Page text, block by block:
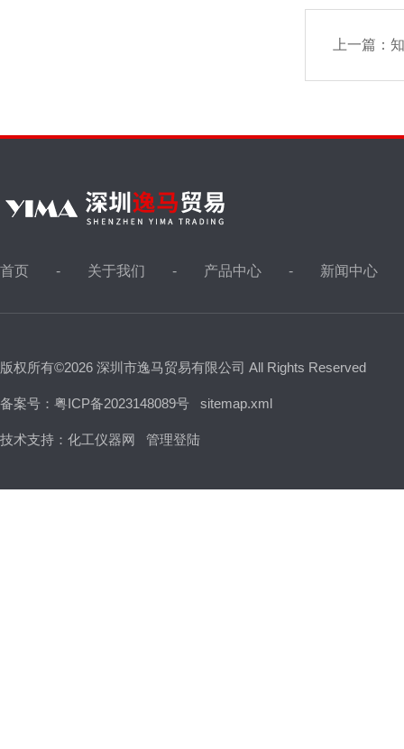
上一篇：
首页 关于我们 产品中心 新闻中心
版权所有©2026 深圳市逸马贸易有限公司 All Rights Reserved
备案号：粤ICP备2023148089号 sitemap.xml
技术支持： 化工仪器网 管理登陆